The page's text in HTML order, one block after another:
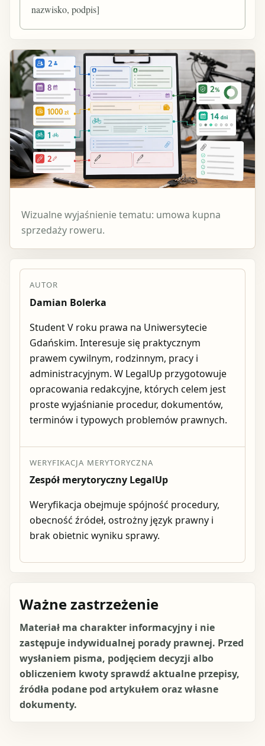
nazwisko, podpis]
Wizualne wyjaśnienie tematu: umowa kupna
sprzedaży roweru.
AUTOR
Damian Bolerka
Student V roku prawa na Uniwersytecie
Gdańskim. Interesuje się praktycznym
prawem cywilnym, rodzinnym, pracy i
administracyjnym. W LegalUp przygotowuje
opracowania redakcyjne, których celem jest
proste wyjaśnianie procedur, dokumentów,
terminów i typowych problemów prawnych.
WERYFIKACJA MERYTORYCZNA
Zespół merytoryczny LegalUp
Weryfikacja obejmuje spójność procedury,
obecność źródeł, ostrożny język prawny i
brak obietnic wyniku sprawy.
Ważne zastrzeżenie
Materiał ma charakter informacyjny i nie
zastępuje indywidualnej porady prawnej. Przed
wysłaniem pisma, podjęciem decyzji albo
obliczeniem kwoty sprawdź aktualne przepisy,
źródła podane pod artykułem oraz własne
dokumenty.